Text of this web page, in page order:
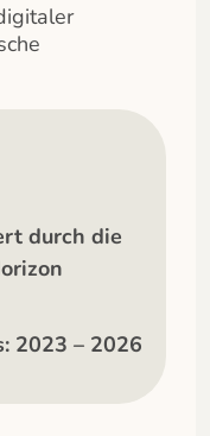
durch die
2023 – 2026